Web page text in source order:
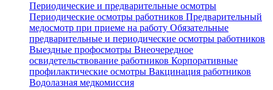
Периодические и предварительные осмотры
Периодические осмотры работников Предварительный
медосмотр при приеме на работу Обязательные
предварительные и периодические осмотры работников
Выездные профосмотры Внеочередное
освидетельствование работников Корпоративные
профилактические осмотры Вакцинация работников
Водолазная медкомиссия